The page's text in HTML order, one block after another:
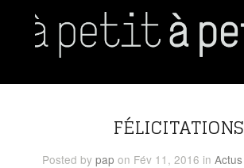
FÉLICITATIONS
Posted by pap on Fév 11, 2016 in Actus